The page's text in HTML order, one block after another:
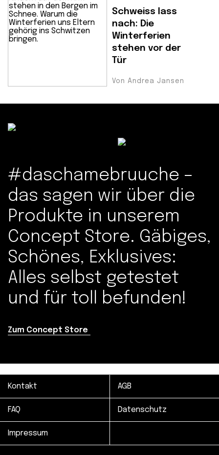
Schweiss lass
nach: Die
Winterferien
stehen vor der
Tür
Von Andrea Jansen
#daschamebruuche –
das sagen wir über die
Produkte in unserem
Concept Store. Gäbiges,
Schönes, Exklusives:
Alles selbst getestet
und für toll befunden!
Zum Concept Store
Kontakt AGB
FAQ Datenschutz
Impressum